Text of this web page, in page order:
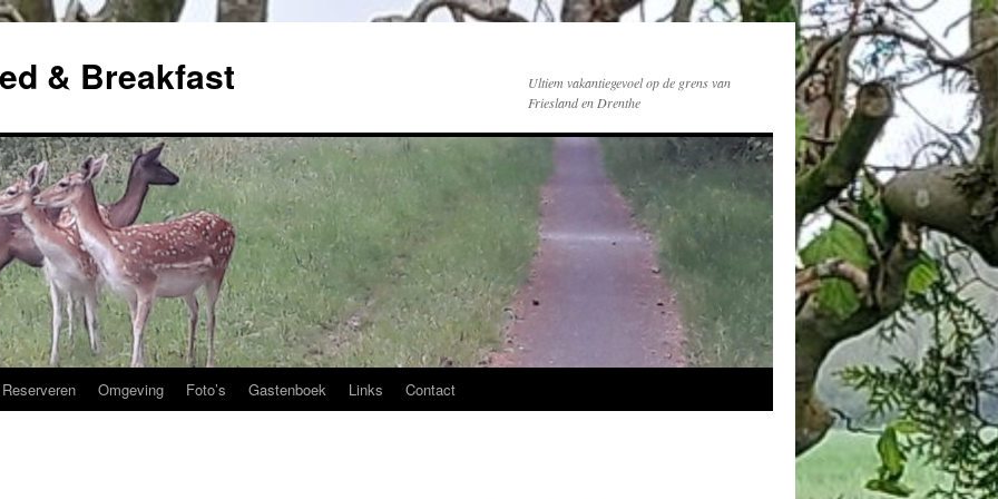
& Breakfast
Ultiem vakantiegevoel op de grens van
Friesland en Drenthe
Reserveren Omgeving Foto’s Gastenboek Links Contact